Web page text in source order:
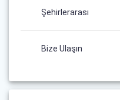
Şehirlerarası
Bize Ulaşın